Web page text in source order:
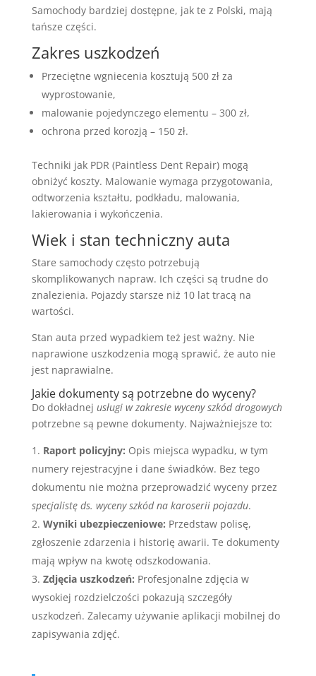
Samochody bardziej dostępne, jak te z Polski, mają
tańsze części.
Zakres uszkodzeń
Przeciętne wgniecenia kosztują 500 zł za
wyprostowanie,
malowanie pojedynczego elementu – 300 zł,
ochrona przed korozją – 150 zł.
Techniki jak PDR (Paintless Dent Repair) mogą
obniżyć koszty. Malowanie wymaga przygotowania,
odtworzenia kształtu, podkładu, malowania,
lakierowania i wykończenia.
Wiek i stan techniczny auta
Stare samochody często potrzebują
skomplikowanych napraw. Ich części są trudne do
znalezienia. Pojazdy starsze niż 10 lat tracą na
wartości.
Stan auta przed wypadkiem też jest ważny. Nie
naprawione uszkodzenia mogą sprawić, że auto nie
jest naprawialne.
Jakie dokumenty są potrzebne do wyceny?
Do dokładnej usługi w zakresie wyceny szkód drogowych
potrzebne są pewne dokumenty. Najważniejsze to:
Raport policyjny: Opis miejsca wypadku, w tym
numery rejestracyjne i dane świadków. Bez tego
dokumentu nie można przeprowadzić wyceny przez
specjalistę ds. wyceny szkód na karoserii pojazdu.
Wyniki ubezpieczeniowe: Przedstaw polisę,
zgłoszenie zdarzenia i historię awarii. Te dokumenty
mają wpływ na kwotę odszkodowania.
Zdjęcia uszkodzeń: Profesjonalne zdjęcia w
wysokiej rozdzielczości pokazują szczegóły
uszkodzeń. Zalecamy używanie aplikacji mobilnej do
zapisywania zdjęć.